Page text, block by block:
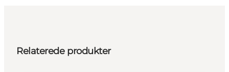
Relaterede produkter